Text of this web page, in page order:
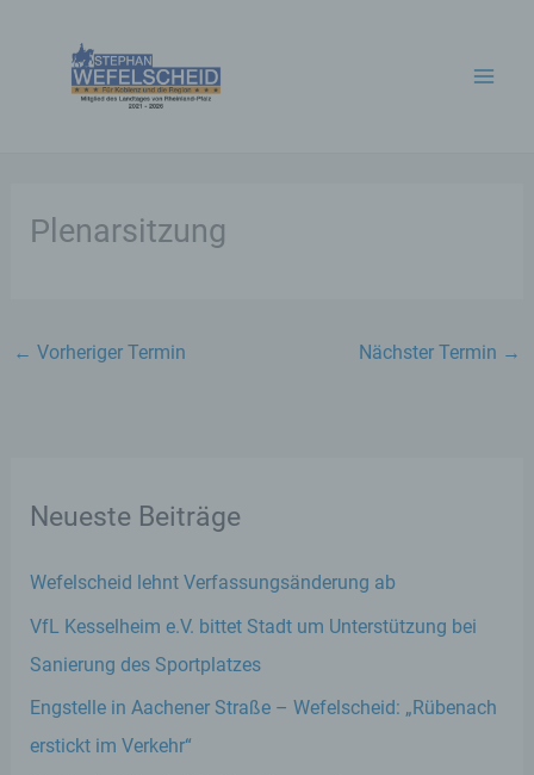
Plenarsitzung
← Vorheriger Termin Nächster Termin →
Neueste Beiträge
Wefelscheid lehnt Verfassungsänderung ab
VfL Kesselheim e.V. bittet Stadt um Unterstützung bei
Sanierung des Sportplatzes
Engstelle in Aachener Straße – Wefelscheid: „Rübenach
erstickt im Verkehr“